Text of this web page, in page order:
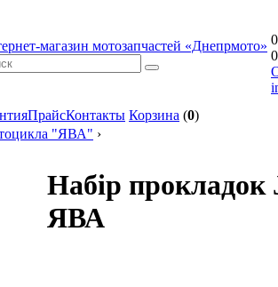
магазин мотозапчастей «Днепрмото»
ПрайсКонтакты Корзина (0)
"ЯВА" ›
Набір прокладок
ЯВА